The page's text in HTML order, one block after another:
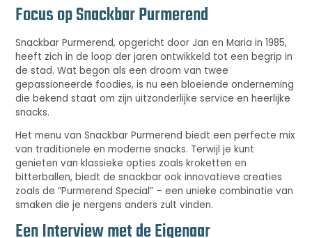
Focus op Snackbar Purmerend
Snackbar Purmerend, opgericht door Jan en Maria in 1985,
heeft zich in de loop der jaren ontwikkeld tot een begrip in
de stad. Wat begon als een droom van twee
gepassioneerde foodies, is nu een bloeiende onderneming
die bekend staat om zijn uitzonderlijke service en heerlijke
snacks.
Het menu van Snackbar Purmerend biedt een perfecte mix
van traditionele en moderne snacks. Terwijl je kunt
genieten van klassieke opties zoals kroketten en
bitterballen, biedt de snackbar ook innovatieve creaties
zoals de “Purmerend Special” – een unieke combinatie van
smaken die je nergens anders zult vinden.
Een Interview met de Eigenaar